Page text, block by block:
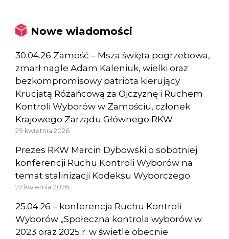
Nowe wiadomości
30.04.26 Zamość – Msza święta pogrzebowa,
zmarł nagle Adam Kaleniuk, wielki oraz
bezkompromisowy patriota kierujący
Krucjatą Różańcową za Ojczyznę i Ruchem
Kontroli Wyborów w Zamościu, członek
Krajowego Zarządu Głównego RKW.
29 kwietnia 2026
Prezes RKW Marcin Dybowski o sobotniej
konferencji Ruchu Kontroli Wyborów na
temat stalinizacji Kodeksu Wyborczego
27 kwietnia 2026
25.04.26 – konferencja Ruchu Kontroli
Wyborów „Społeczna kontrola wyborów w
2023 oraz 2025 r. w świetle obecnie